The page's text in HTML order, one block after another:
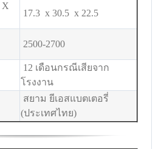
X
17.3 x 30.5 x 22.5
2500-2700
12 เดือนกรณีเสียจาก
โรงงาน
สยาม ยีเอสแบตเตอรี่
(ประเทศไทย)